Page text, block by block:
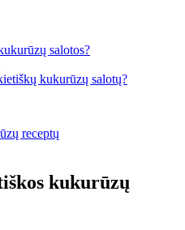
salotos?
kukurūzų salotų?
receptų
kukurūzų